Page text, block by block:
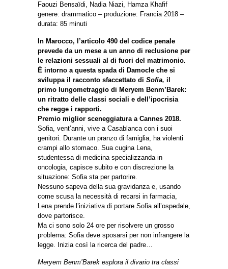
Faouzi Bensaïdi, Nadia Niazi, Hamza Khafif
genere: drammatico – produzione: Francia 2018 –
durata: 85 minuti
In Marocco, l’articolo 490 del codice penale
prevede da un mese a un anno di reclusione per
le relazioni sessuali al di fuori del matrimonio.
È intorno a questa spada di Damocle che si
sviluppa il racconto sfaccettato di Sofia, il
primo lungometraggio di Meryem Benm’Barek:
un ritratto delle classi sociali e dell’ipocrisia
che regge i rapporti.
Premio miglior sceneggiatura a Cannes 2018.
Sofia, vent’anni, vive a Casablanca con i suoi
genitori. Durante un pranzo di famiglia, ha violenti
crampi allo stomaco. Sua cugina Lena,
studentessa di medicina specializzanda in
oncologia, capisce subito e con discrezione la
situazione: Sofia sta per partorire.
Nessuno sapeva della sua gravidanza e, usando
come scusa la necessità di recarsi in farmacia,
Lena prende l’iniziativa di portare Sofia all’ospedale,
dove partorisce.
Ma ci sono solo 24 ore per risolvere un grosso
problema: Sofia deve sposarsi per non infrangere la
legge. Inizia così la ricerca del padre…
Meryem Benm’Barek esplora il divario tra classi